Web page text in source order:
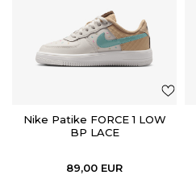
Nike Patike FORCE 1 LOW
BP LACE
89,00 EUR